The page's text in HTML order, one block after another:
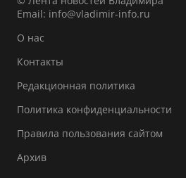
Email: info@vladimir-info.ru
О нас
Контакты
Редакционная политика
Политика конфиденциальности
Правила пользования сайтом
Архив